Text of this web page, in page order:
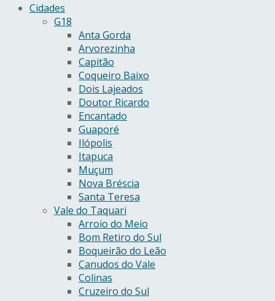
Cidades
G18
Anta Gorda
Arvorezinha
Capitão
Coqueiro Baixo
Dois Lajeados
Doutor Ricardo
Encantado
Guaporé
Ilópolis
Itapuca
Muçum
Nova Bréscia
Santa Teresa
Vale do Taquari
Arroio do Meio
Bom Retiro do Sul
Boqueirão do Leão
Canudos do Vale
Colinas
Cruzeiro do Sul